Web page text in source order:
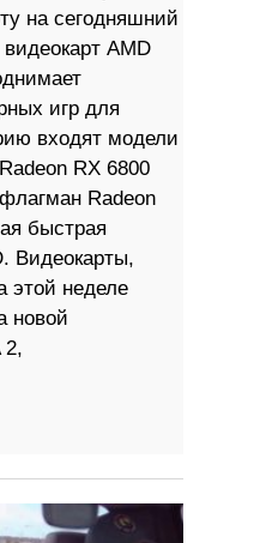
на сегодняшний
AMD
игр для
входят модели
RX 6800
Radeon
быстрая
Видеокарты,
этой неделе
новой
2,